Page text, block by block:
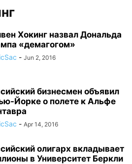
Хокинг назвал Дональда
«демагогом»
- Jun 2, 2016
бизнесмен объявил
Йорке о полете к Альфе
- Apr 14, 2016
олигарх вкладывает
в Университет Беркли